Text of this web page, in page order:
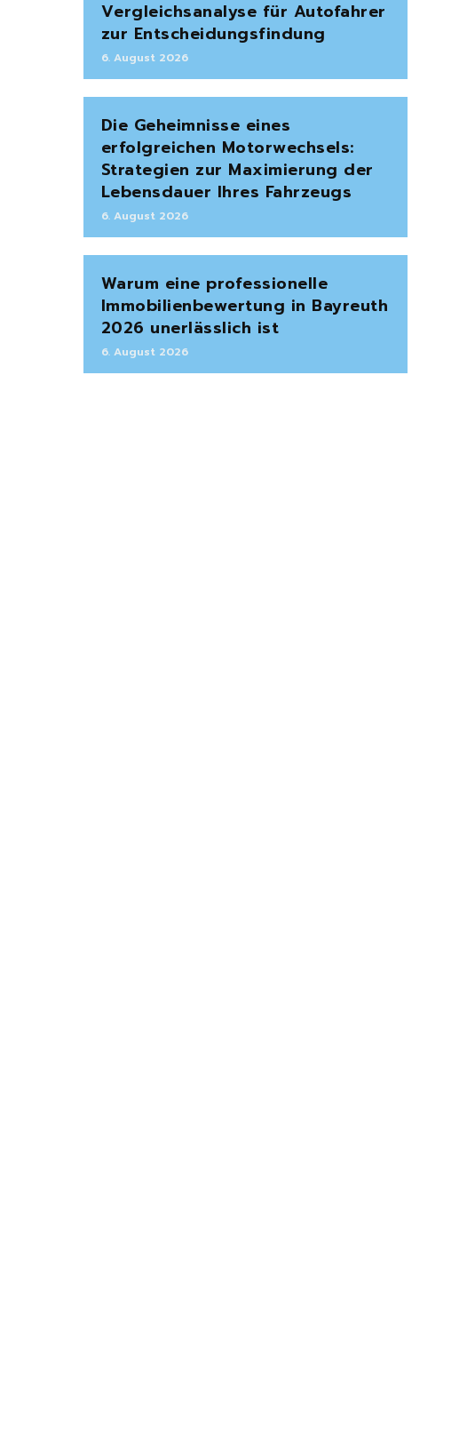
Vergleichsanalyse für Autofahrer
zur Entscheidungsfindung
6. August 2026
Die Geheimnisse eines
erfolgreichen Motorwechsels:
Strategien zur Maximierung der
Lebensdauer Ihres Fahrzeugs
6. August 2026
Warum eine professionelle
Immobilienbewertung in Bayreuth
2026 unerlässlich ist
6. August 2026